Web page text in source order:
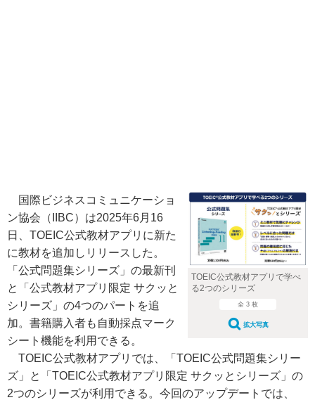
TOEIC公式教材アプリで学べ
る2つのシリーズ
全 3 枚
拡大写真
国際ビジネスコミュニケーショ
ン協会（IIBC）は2025年6月16
日、TOEIC公式教材アプリに新た
に教材を追加しリリースした。
「公式問題集シリーズ」の最新刊
と「公式教材アプリ限定 サクッと
シリーズ」の4つのパートを追
加。書籍購入者も自動採点マーク
シート機能を利用できる。
TOEIC公式教材アプリでは、「TOEIC公式問題集シリー
ズ」と「TOEIC公式教材アプリ限定 サクッとシリーズ」の
2つのシリーズが利用できる。今回のアップデートでは、